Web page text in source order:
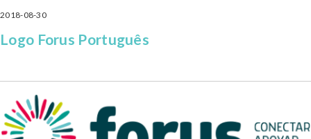
2018-08-30
Logo Forus Português